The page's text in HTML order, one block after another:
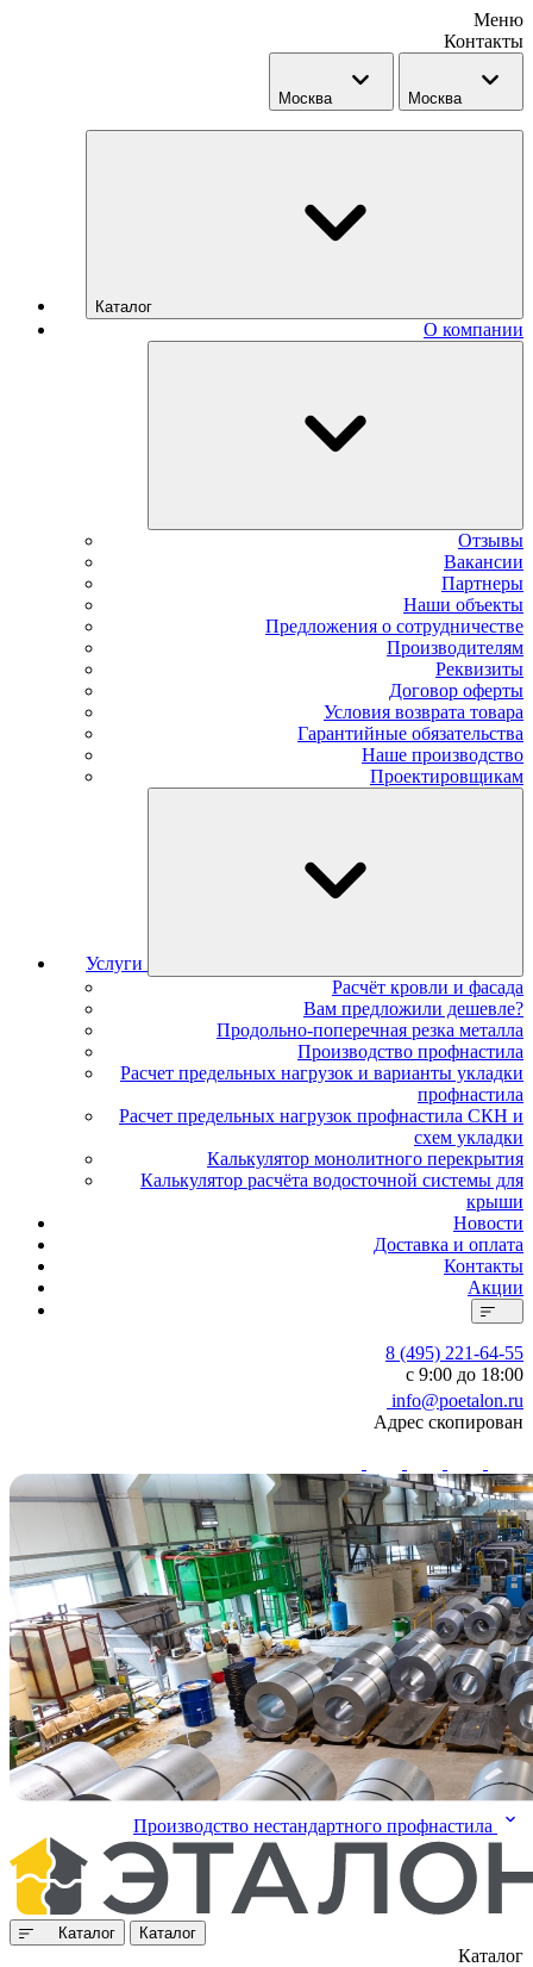
Меню
Контакты
Москва Москва
Каталог
О компании
Отзывы
Вакансии
Партнеры
Наши объекты
Предложения о сотрудничестве
Производителям
Реквизиты
Договор оферты
Условия возврата товара
Гарантийные обязательства
Наше производство
Проектировщикам
Услуги
Расчёт кровли и фасада
Вам предложили дешевле?
Продольно-поперечная резка металла
Производство профнастила
Расчет предельных нагрузок и варианты укладки
профнастила
Расчет предельных нагрузок профнастила СКН и
схем укладки
Калькулятор монолитного перекрытия
Калькулятор расчёта водосточной системы для
крыши
Новости
Доставка и оплата
Контакты
Акции
8 (495) 221-64-55
с 9:00 до 18:00
info@poetalon.ru
Адрес скопирован
Производство нестандартного профнастила
Каталог Каталог
Каталог